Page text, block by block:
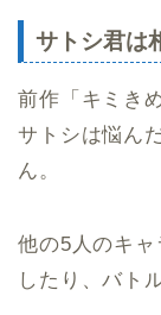
サトシ君は
前作「キミき
サトシは悩ん
ん。
他の5人のキ
したり、バト